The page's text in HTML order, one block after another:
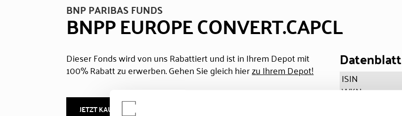
BNP PARIBAS FUNDS
BNPP EUROPE CONVERT.CAPCL
Dieser Fonds wird von uns Rabattiert und ist in Ihrem Depot mit
100% Rabatt zu erwerben. Gehen Sie gleich hierzu Ihrem Depot!
JETZT KAUFEN
Datenblatt
ISIN
WKN